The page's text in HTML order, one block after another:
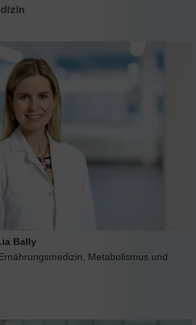
Bally
Metabolismus und